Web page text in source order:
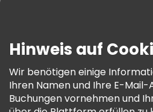
AGB Und Rechtliches
Cookie-Richtlinie
Freetour Auszeichnungen
Hinweis auf
Wir benötigen einige
Ihren Namen und Ihre E-Mail-
Buchungen vornehmen und